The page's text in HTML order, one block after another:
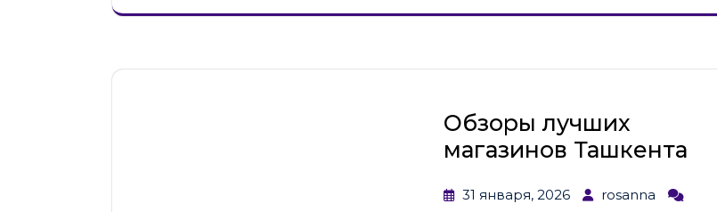
Обзоры лучших
магазинов Ташкента
31 января, 2026
rosanna